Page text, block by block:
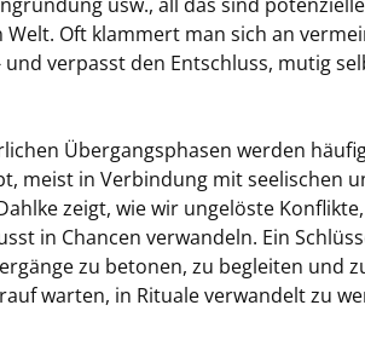
Oft klammert man sich an
verpasst den Entschluss, mutig
Übergangsphasen werden
meist in Verbindung mit seelischen
zeigt, wie wir ungelöste
in Chancen verwandeln. Ein
zu betonen, zu begleiten und
warten, in Rituale verwandelt zu